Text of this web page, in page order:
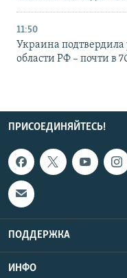
11:50
Украина
области РФ – почти в
ПРИСОЕДИНЯЙТЕСЬ!
ПОДДЕРЖКА
ИНФО